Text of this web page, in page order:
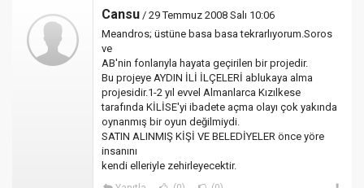
Cansu / 29 Temmuz 2008 Salı 10:06
Meandros; üstüne basa basa tekrarlıyorum.Soros
ve
AB'nin fonlarıyla hayata geçirilen bir projedir.
Bu projeye AYDIN İLİ İLÇELERİ ablukaya alma
projesidir.1-2 yıl evvel Almanlarca Kızılkese
tarafında KİLİSE'yi ibadete açma olayı çok yakında
oynanmış bir oyun değilmiydi.
SATIN ALINMIŞ KİŞİ VE BELEDİYELER önce yöre
insanını
kendi elleriyle zehirleyecektir.